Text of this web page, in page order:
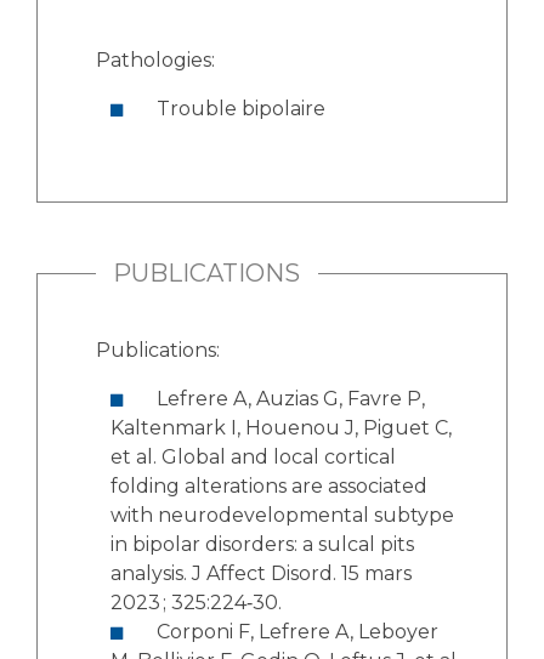
Pathologies:
Trouble bipolaire
PUBLICATIONS
Publications:
Kaltenmark I, Houenou J, Piguet C,
et al. Global and local cortical
folding alterations are associated
with neurodevelopmental subtype
in bipolar disorders: a sulcal pits
analysis. J Affect Disord. 15 mars
2023 ; 325:224‑30.